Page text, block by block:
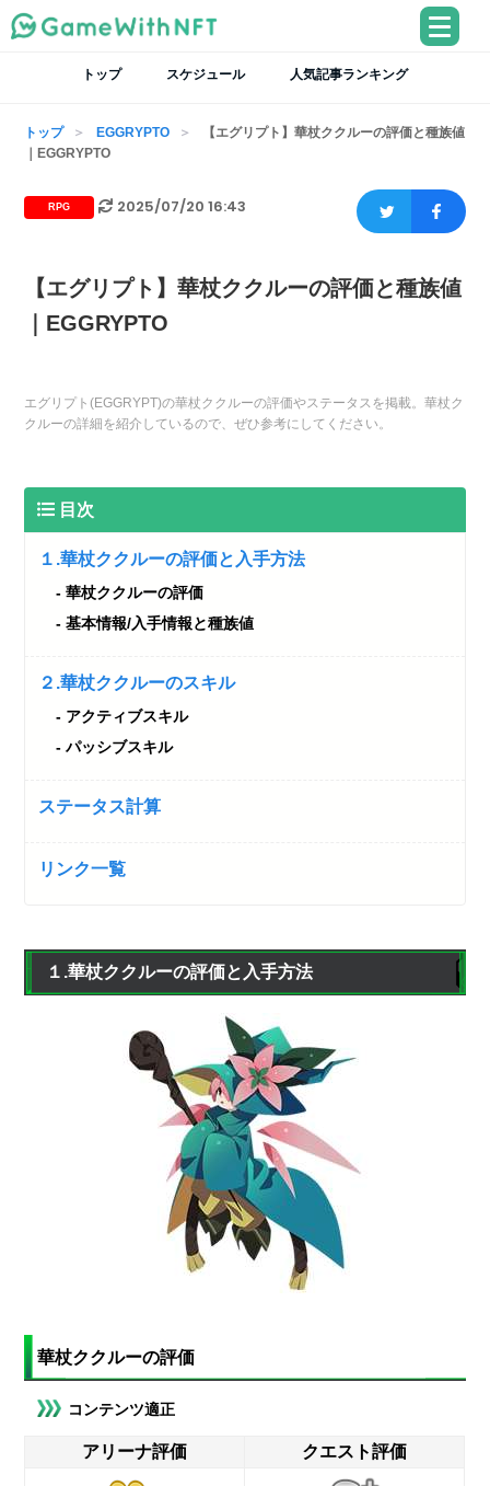
トップ スケジュール 人気記事ランキング
トップ EGGRYPTO
【エグリプト】華杖ククルーの評価と種族値
｜EGGRYPTO
RPG 2025/07/20 16:43
【エグリプト】華杖ククルーの評価と種族値
｜EGGRYPTO
エグリプト(EGGRYPT)の華杖ククルーの評価やステータスを掲載。華杖ク
クルーの詳細を紹介しているので、ぜひ参考にしてください。
目次
１.華杖ククルーの評価と入手方法
華杖ククルーの評価
基本情報/入手情報と種族値
２.華杖ククルーのスキル
アクティブスキル
パッシブスキル
ステータス計算
リンク一覧
１.華杖ククルーの評価と入手方法
華杖ククルーの評価
コンテンツ適正
アリーナ評価 クエスト評価